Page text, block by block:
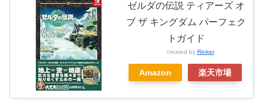
ゼルダの伝説 ティアーズ オ
ブ ザ キングダム パーフェク
トガイド
created by Rinker
Amazon 楽天市場